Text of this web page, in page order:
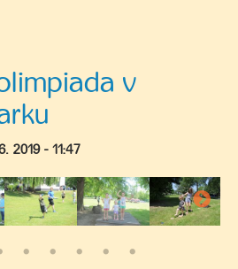
v
2019 - 11:47